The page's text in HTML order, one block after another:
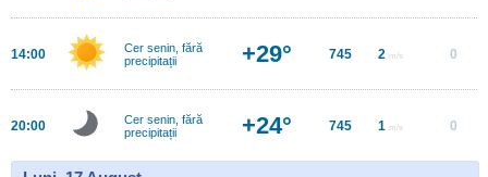
14:00
Cer senin, fără
precipitații
+29° 745 2 m/s 0
20:00
Cer senin, fără
precipitații
+24° 745 1 m/s 0